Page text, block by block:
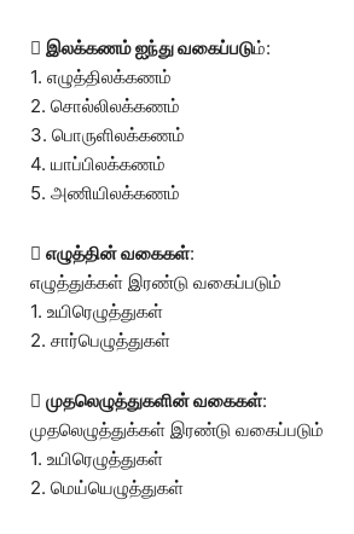
 இலக்கணம் ஐந்து வகைப்படும்:
1. எழுத்திலக்கணம்
2. சொல்லிலக்கணம்
3. பொருளிலக்கணம்
4. யாப்பிலக்கணம்
5. அணியிலக்கணம்
 எழுத்தின் வகைகள்:
எழுத்துக்கள் இரண்டு வகைப்படும்
1. உயிரெழுத்துகள்
2. சார்பெழுத்துகள்
 முதலெழுத்துகளின் வகைகள்:
முதலெழுத்துக்கள் இரண்டு வகைப்படும்
1. உயிரெழுத்துகள்
2. மெய்யெழுத்துகள்